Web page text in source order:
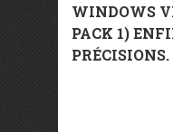
WINDOWS
PACK 1)
PRÉCISIONS.